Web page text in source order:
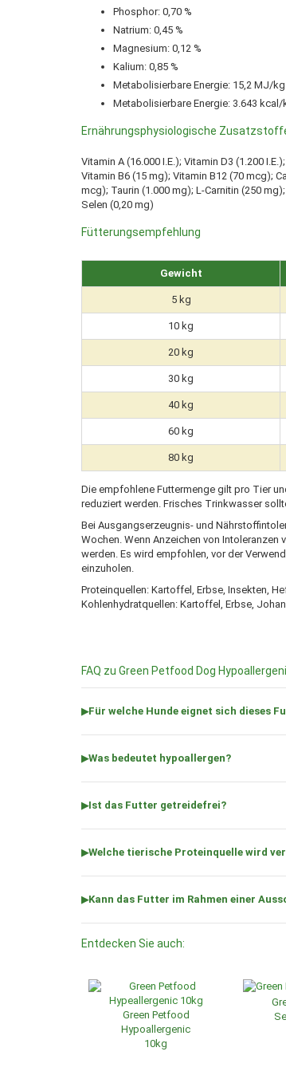
Phosphor: 0,70 %
Natrium: 0,45 %
Magnesium: 0,12 %
Kalium: 0,85 %
Metabolisierbare Energie: 15,2 MJ/kg
Metabolisierbare Energie: 3.643 kcal/
Ernährungsphysiologische
Vitamin A (16.000 I.E.); Vitamin D3 (1.200
Vitamin B6 (15 mg); Vitamin B12 (70 mcg);
mcg); Taurin (1.000 mg); L-Carnitin (250
Selen (0,20 mg)
Fütterungsempfehlung
Gewicht
5 kg
10 kg
20 kg
30 kg
40 kg
60 kg
80 kg
Die empfohlene Futtermenge gilt pro Tier
reduziert werden. Frisches Trinkwasser
Bei Ausgangserzeugnis- und
Wochen. Wenn Anzeichen von
werden. Es wird empfohlen, vor der
einzuholen.
Proteinquellen: Kartoffel, Erbse, Insekten,
Kohlenhydratquellen: Kartoffel, Erbse,
FAQ zu Green Petfood Dog
Für welche Hunde eignet sich dieses
Was bedeutet hypoallergen?
Ist das Futter getreidefrei?
Welche tierische Proteinquelle wird
Kann das Futter im Rahmen einer
Entdecken Sie auch:
Green Petfood
Hypoallergenic
10kg